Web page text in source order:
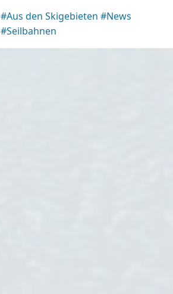
#Aus den Skigebieten #News
#Seilbahnen